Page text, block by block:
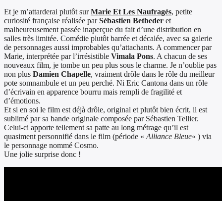
Et je m’attarderai plutôt surMarie Et Les Naufragés, petite
curiosité française réalisée parSébastien Betbeder et
malheureusement passée inaperçue du fait d’une distribution en
salles très limitée. Comédie plutôt barrée et décalée, avec sa galerie
de personnages aussi improbables qu’attachants. A commencer par
Marie, interprétée par l’irrésistible Vimala Pons. A chacun de ses
nouveaux film, je tombe un peu plus sous le charme. Je n’oublie pas
non plus Damien Chapelle, vraiment drôle dans le rôle du meilleur
pote somnambule et un peu perché. Ni Eric Cantona dans un rôle
d’écrivain en apparence bourru mais rempli de fragilité et
d’émotions.
Et si en soi le film est déjà drôle, original et plutôt bien écrit, il est
sublimé par sa bande originale composée par Sébastien Tellier.
Celui-ci apporte tellement sa patte au long métrage qu’il est
quasiment personnifié dans le film (période « Alliance Bleue« ) via
le personnage nommé Cosmo.
Une jolie surprise donc !